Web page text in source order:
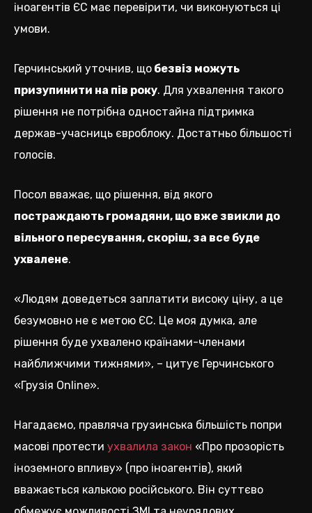
іноагентів ЄС має перевірити, чи виконуються ці
умови.
Герчинський уточнив, що безвіз можуть
призупинити на пів року. Для ухвалення такого
рішення не потрібна одностайна підтримка
держав-учасниць євроблоку. Достатньо більшості
голосів.
Посол вважає, що рішення, від якого
постраждають громадяни, що вже звикли до
вільного пересування, скоріш, за все буде
ухвалене.
«Людям доведеться заплатити високу ціну, а це
безумовно не є метою ЄС. Це моя думка, але
рішення буде ухвалено країнами-членами
найближчими тижнями», – цитує Герчинського
«Грузія Online».
Нагадаємо, правляча грузинська більшість попри
масові протести ухвалила закон «Про прозорість
іноземного впливу» (про іноагентів), який
вважається калькою російського. Він суттєво